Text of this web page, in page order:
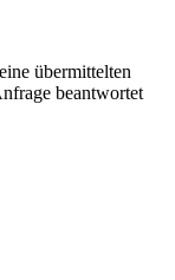
übermittelten
beantwortet